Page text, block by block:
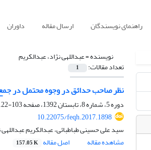
راهنمای نویسندگان ارسال مقاله داوران
نویسنده =عبداللهی نژاد، عبدالکریم
تعداد مقالات: 1
نظر صاحب حدائق در وجوه محتمل در جمع
دوره 5، شماره 8، تابستان 1392، صفحه
103-122
10.22075/feqh.2017.1898
سید علی حسینی طباطبائی، عبدالکریم
مشاهده مقاله
اصل مقاله 157.05 K